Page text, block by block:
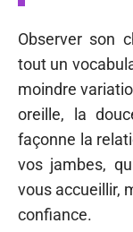
Observer son
tout un
moindre
oreille, la
façonne la
vos jambes,
vous accueillir,
confiance.